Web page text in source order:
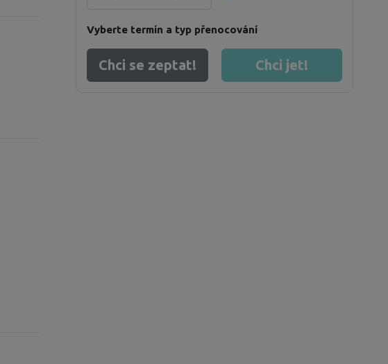
Vyberte termín a typ přenocování
Chci se zeptat! Chci jet!